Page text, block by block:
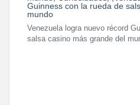
Venezuela logra nuevo récord
salsa casino más grande del